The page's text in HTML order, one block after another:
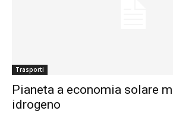
Trasporti
Pianeta a economia solare
idrogeno